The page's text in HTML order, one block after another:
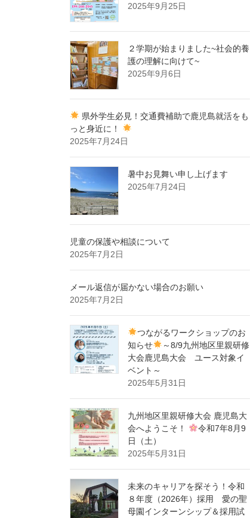
2025年9月25日
２学期が始まりました~社会的養
護の理解に向けて~
2025年9月6日
県外学生必見！交通費補助で鹿児島就活をも
っと身近に！
2025年7月24日
暑中お見舞い申し上げます
2025年7月24日
児童の保護や相談について
2025年7月2日
メール返信が届かない場合のお願い
2025年7月2日
つながるワークショップのお
知らせ
～8/9九州地区里親研修
大会鹿児島大会 ユース対象イ
ベント～
2025年5月31日
九州地区里親研修大会 鹿児島大
会へようこそ！
令和7年8月9
日（土）
2025年5月31日
未来のキャリアを探そう！令和
８年度（2026年）採用 愛の聖
母園インターンシップ＆採用試